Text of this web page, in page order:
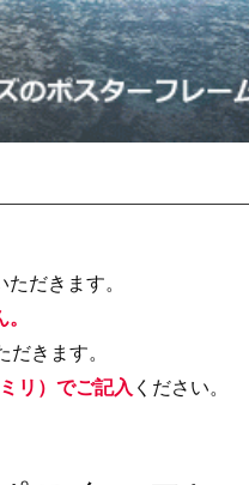
ただきます。
だきます。
リ）でご記入 ください。